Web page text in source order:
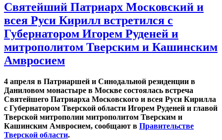
Святейший Патриарх Московский и
всея Руси Кирилл встретился с
Губернатором Игорем Руденей и
митрополитом Тверским и Кашинским
Амвросием
4 апреля в Патриаршей и Синодальной резиденции в
Даниловом монастыре в Москве состоялась встреча
Святейшего Патриарха Московского и всея Руси Кирилла
с Губернатором Тверской области Игорем Руденей и главой
Тверской митрополии митрополитом Тверским и
Кашинским Амвросием, сообщают в Правительстве
Тверской области.